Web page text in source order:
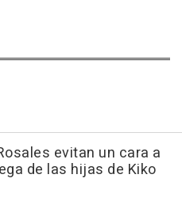
evitan un cara a
de las hijas de Kiko